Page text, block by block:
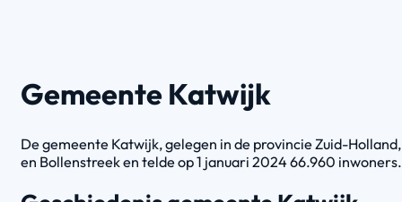
Gemeente Katwijk
De gemeente Katwijk, gelegen in de provincie Zuid-
en Bollenstreek en telde op 1 januari 2024 66.960